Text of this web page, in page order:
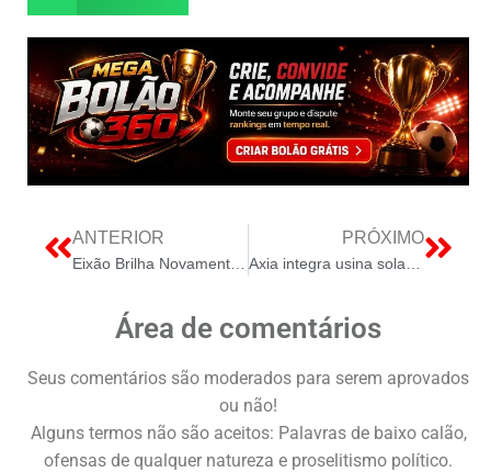
ANTERIOR PRÓXIMO
Área de comentários
Seus comentários são moderados para serem aprovados
ou não!
Alguns termos não são aceitos: Palavras de baixo calão,
ofensas de qualquer natureza e proselitismo político.